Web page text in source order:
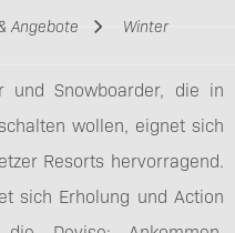
Angebote Winter
und Snowboarder, die in
wollen, eignet sich
Resorts hervorragend.
sich Erholung und Action